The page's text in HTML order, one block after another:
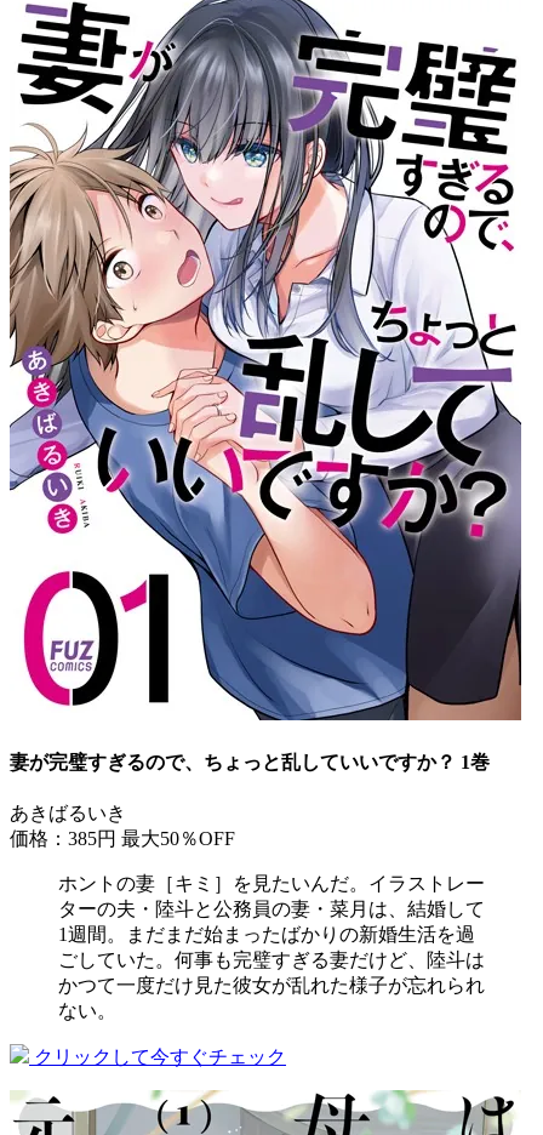
妻が完璧すぎるので、ちょっと乱していいですか？ 1巻
あきばるいき
価格：385円 最大50％OFF
ホントの妻［キミ］を見たいんだ。イラストレー
ターの夫・陸斗と公務員の妻・菜月は、結婚して
1週間。まだまだ始まったばかりの新婚生活を過
ごしていた。何事も完璧すぎる妻だけど、陸斗は
かつて一度だけ見た彼女が乱れた様子が忘れられ
ない。
クリックして今すぐチェック